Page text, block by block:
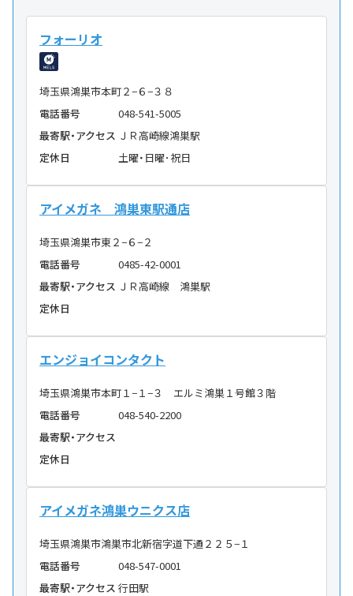
フォーリオ
埼玉県鴻巣市本町２−６−３８
電話番号
048-541-5005
最寄駅・アクセス ＪＲ高崎線鴻巣駅
定休日
土曜・日曜･祝日
アイメガネ 鴻巣東駅通店
埼玉県鴻巣市東２−６−２
電話番号
0485-42-0001
最寄駅・アクセス ＪＲ高崎線 鴻巣駅
定休日
エンジョイコンタクト
埼玉県鴻巣市本町１−１−３ エルミ鴻巣１号館３階
電話番号
048-540-2200
最寄駅・アクセス
定休日
アイメガネ鴻巣ウニクス店
埼玉県鴻巣市鴻巣市北新宿字道下通２２５−１
電話番号
048-547-0001
最寄駅・アクセス 行田駅